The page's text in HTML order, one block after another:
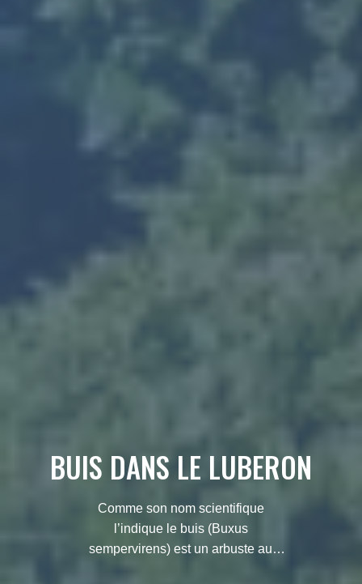
BUIS DANS LE LUBERON
Comme son nom scientifique
l’indique le buis (Buxus
sempervirens) est un arbuste au